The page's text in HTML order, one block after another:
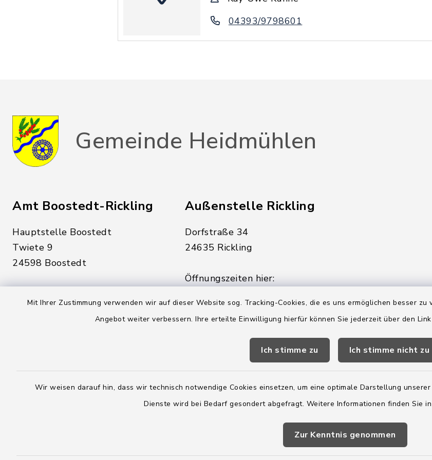
Mit Ihrer Zustimmung verwenden wir auf dieser Website sog. Tracking-Cookies, die es uns ermöglichen besser
Angebot weiter verbessern. Ihre erteilte Einwilligung hierfür können Sie jederzeit über den
Ich stimme zu Ich stimme nicht zu
Wir weisen darauf hin, dass wir technisch notwendige Cookies einsetzen, um eine optimale Darstellung
Dienste wird bei Bedarf gesondert abgefragt. Weitere Informationen finden Sie
Zur Kenntnis genommen
04393/9798601
Gemeinde Heidmühlen
Amt Boostedt-Rickling
Hauptstelle Boostedt
Twiete 9
24598 Boostedt
Montag, Dienstag, Donnerstag,
sowie zusätzlich am Dienstag:
14:00 - 18:00 Uhr
rickling.de
Außenstelle Rickling
Dorfstraße 34
24635 Rickling
Öffnungszeiten hier:
Freitag:
08:00 - 12:00 Uhr
sowie zusätzlich am Donnerstag:
14:00 - 18:00 Uhr
04328 179-0
04328 - 179-44
info@amt-boostedt-